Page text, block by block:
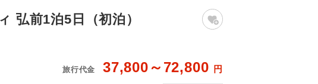
弘前1泊5日（初泊）
旅行代金 37,800～72,800 円